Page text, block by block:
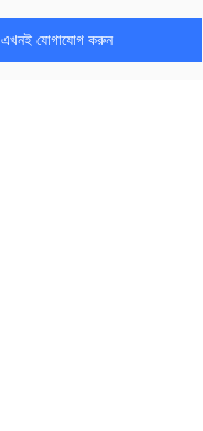
এখনই যোগাযোগ করুন